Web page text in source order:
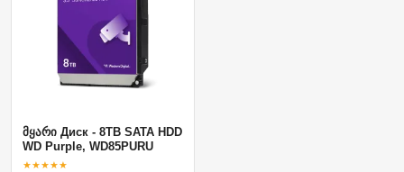
მყარი Диск - 8TB SATA HDD
WD Purple, WD85PURU
★★★★★